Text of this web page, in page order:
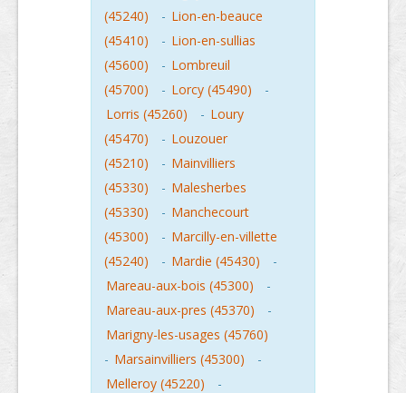
(45240)
- Lion-en-beauce
(45410)
- Lion-en-sullias
(45600)
- Lombreuil
(45700)
- Lorcy (45490)
-
Lorris (45260)
- Loury
(45470)
- Louzouer
(45210)
- Mainvilliers
(45330)
- Malesherbes
(45330)
- Manchecourt
(45300)
- Marcilly-en-villette
(45240)
- Mardie (45430)
-
Mareau-aux-bois (45300)
-
Mareau-aux-pres (45370)
-
Marigny-les-usages (45760)
- Marsainvilliers (45300)
-
Melleroy (45220)
-